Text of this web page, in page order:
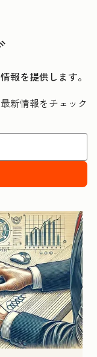
報を提供します。
新情報をチェック